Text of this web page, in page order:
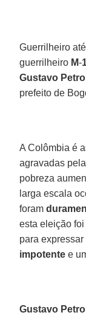
Guerrilheiro
guerrilheiro M-
Gustavo Petro
prefeito de
A Colômbia é
agravadas
pobreza
larga escala
foram
esta eleição
para
impotente e
Gustavo Petro